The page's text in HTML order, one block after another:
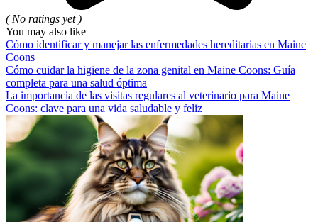
( No ratings yet )
You may also like
Cómo identificar y manejar las enfermedades hereditarias en Maine
Coons
Cómo cuidar la higiene de la zona genital en Maine Coons: Guía
completa para una salud óptima
La importancia de las visitas regulares al veterinario para Maine
Coons: clave para una vida saludable y feliz